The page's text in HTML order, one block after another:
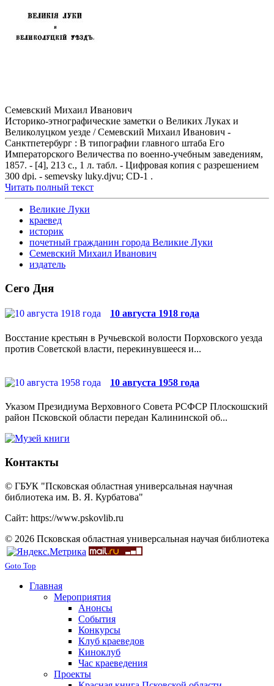
Семевский Михаил Иванович
Историко-этнографические заметки о Великих Луках и
Великолуцком уезде / Семевский Михаил Иванович -
Санктпетербург : В типографии главного штаба Его
Императорского Величества по военно-учебным заведениям,
1857. - [4], 213 с., 1 л. табл. - Цифровая копия с разрешением
300 dpi. - semevsky luky.djvu; CD-1 .
Читать полный текст
Великие Луки
краевед
историк
почетный гражданин города Великие Луки
Семевский Михаил Иванович
издатель
Сего Дня
10 августа 1918 года
Восстание крестьян в Ручьевской волости Порховского уезда
против Советской власти, перекинувшееся и...
10 августа 1958 года
Указом Президиума Верховного Совета РСФСР Плоскошский
район Псковской области передан Калининской об...
Контакты
© ГБУК "Псковская областная универсальная научная
библиотека им. В. Я. Курбатова"
Сайт: https://www.pskovlib.ru
© 2026 Псковская областная универсальная научая библиотека
Goto Top
Главная
Мероприятия
Анонсы
События
Конкурсы
Клуб краеведов
Киноклуб
Час краеведения
Проекты